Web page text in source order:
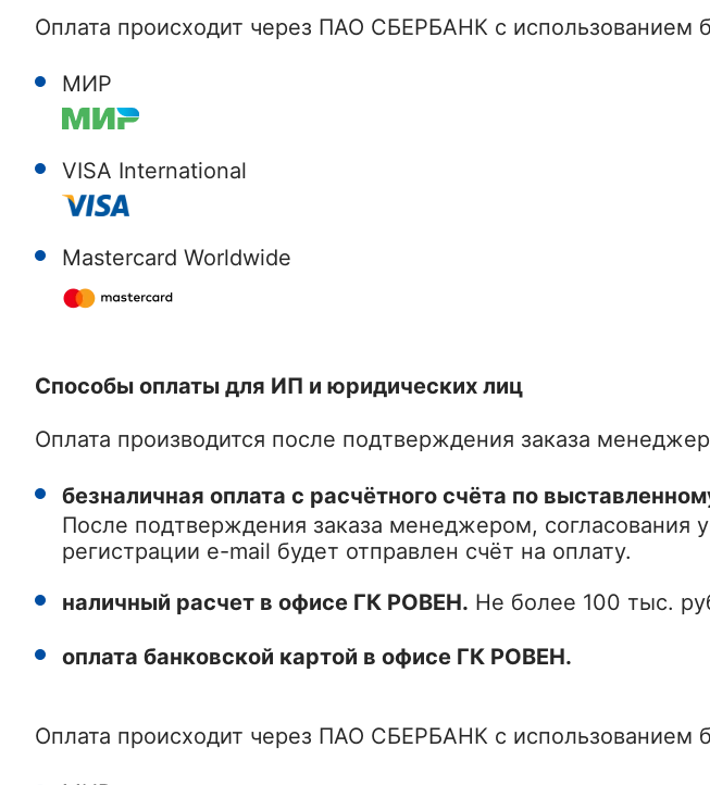
Оплата происходит через ПАО СБЕРБАНК с использованием
МИР
VISA International
Mastercard Worldwide
Способы оплаты для ИП и юридических лиц
Оплата производится после подтверждения заказа
безналичная оплата с расчётного счёта по
После подтверждения заказа менеджером, согласования
регистрации e-mail будет отправлен счёт на оплату.
наличный расчет в офисе ГК РОВЕН. Не более 100 тыс.
оплата банковской картой в офисе ГК РОВЕН.
Оплата происходит через ПАО СБЕРБАНК с использованием